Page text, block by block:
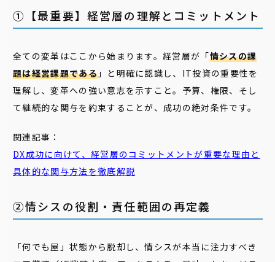
①【最重要】経営層の理解とコミットメント
全ての変革はここから始まります。経営層が「情シスの課
題は経営課題である」と明確に認識し、IT投資の重要性を
理解し、変革への強い意志を示すこと。予算、権限、そし
て継続的な関与を約束することが、成功の絶対条件です。
関連記事：
DX成功に向けて、経営層のコミットメントが重要な理由と
具体的な関与方法を徹底解説
②情シスの役割・責任範囲の再定義
「何でも屋」状態から脱却し、情シスが本当に注力すべき